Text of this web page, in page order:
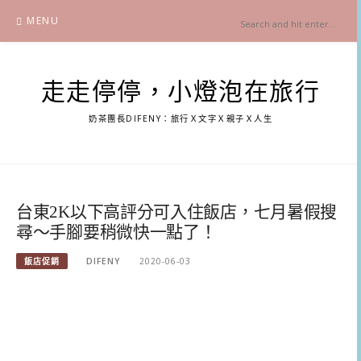
content
MENU
走走停停，小燈泡在旅行
奶茶團長DIFENY：旅行Ｘ文字Ｘ親子Ｘ人生
台東2K以下高評分可入住飯店，七月暑假搜
尋～手腳要稍微快一點了！
飯店促銷 DIFENY 2020-06-03